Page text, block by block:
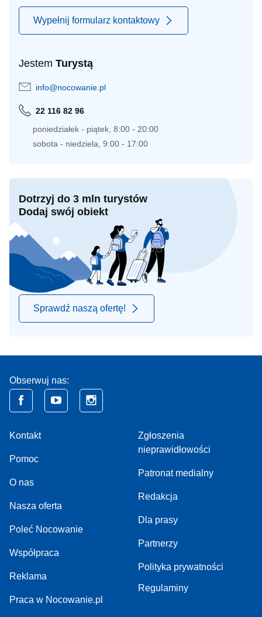
Wypełnij formularz kontaktowy
Jestem Turystą
info@nocowanie.pl
22 116 82 96
poniedziałek - piątek, 8:00 - 20:00
sobota - niedziela, 9:00 - 17:00
Dotrzyj do 3 mln turystów
Dodaj swój obiekt
Sprawdź naszą ofertę!
Obserwuj nas:
Kontakt
Pomoc
O nas
Nasza oferta
Poleć Nocowanie
Współpraca
Reklama
Praca w Nocowanie.pl
Zgłoszenia
nieprawidłowości
Patronat medialny
Redakcja
Dla prasy
Partnerzy
Polityka prywatności
Regulaminy